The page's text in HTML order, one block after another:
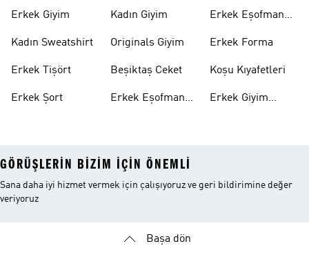
Erkek Giyim
Kadın Sweatshirt
Erkek Tişört
Erkek Şort
Kadın Giyim
Originals Giyim
Beşiktaş Ceket
Erkek Eşofman
Erkek Eşofman
Erkek Forma
Koşu Kıyafetleri
Erkek Giyim
GÖRÜŞLERIN BIZIM IÇIN ÖNEMLI
Sana daha iyi hizmet vermek için çalışıyoruz ve geri bildirimine değer
veriyoruz
Başa dön